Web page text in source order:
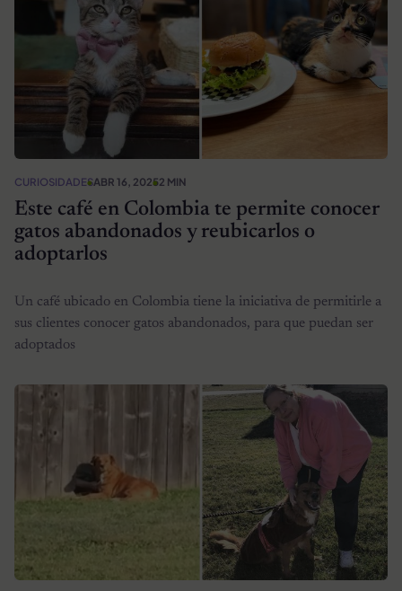
CURIOSIDADESABR 16, 20252 MIN
Este café en Colombia te permite conocer
gatos abandonados y reubicarlos o
adoptarlos
Un café ubicado en Colombia tiene la iniciativa de permitirle a
sus clientes conocer gatos abandonados, para que puedan ser
adoptados